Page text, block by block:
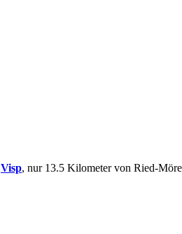
Visp, nur 13.5 Kilometer von Ried-